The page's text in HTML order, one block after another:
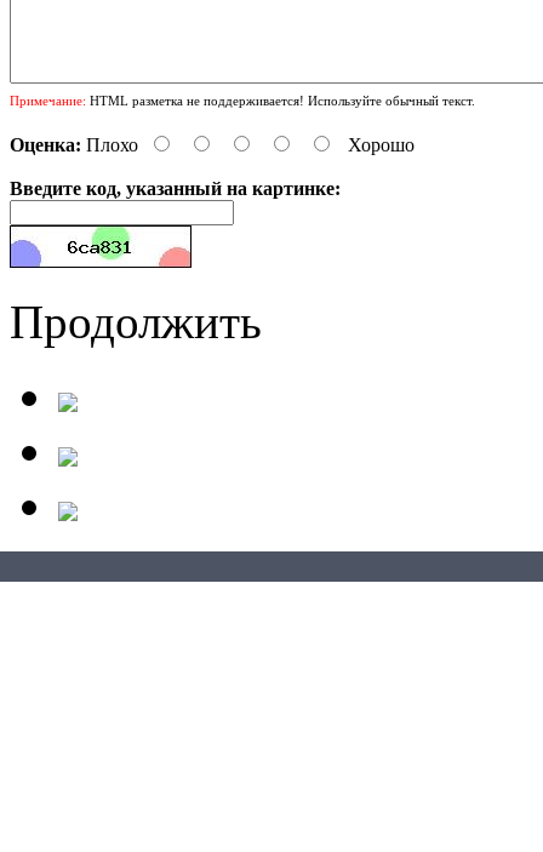
Примечание: HTML разметка не поддерживается! Используйте обычный текст.
Оценка: Плохо Хорошо
Введите код, указанный на картинке:
Продолжить